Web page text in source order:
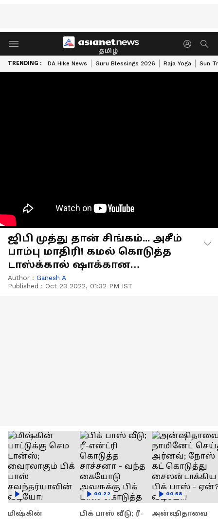
தமிழ்
TRENDING : DA Hike News Guru Blessings 2026 Raja Yoga Sun
ஜிபி முத்து தான் சிங்கம்... அசீம்
பாம்பு மாதிரி! கமல் கொடுத்த
டாஸ்க்கால் ஷாக்கான
போட்டியாளர்கள்- வைரல்
வீடியோ
Author : Ganesh A
Published : Oct 23 2022, 01:32 PM IST
மிஷ்கின்
பிக் பாஸ் வீடு; ரீ-
00:22
அன்ஷிதாவை
00:58